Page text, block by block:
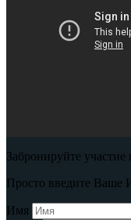
Забронируйте участие
Просто введите Ваше
Имя